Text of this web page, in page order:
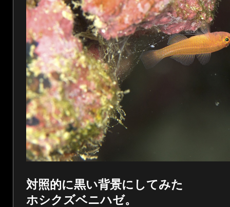
対照的に黒い背景にしてみた
ホシクズベニハゼ。